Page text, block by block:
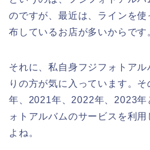
のですが、最近は、ラインを
布しているお店が多いからです
それに、私自身フジフォトア
りの方が気に入っています。
年、2021年、2022年、2023年
ォトアルバムのサービスを利
よね。